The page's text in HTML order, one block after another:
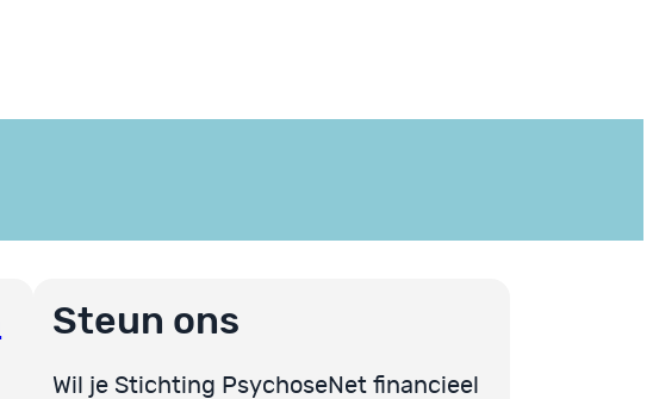
Steun ons
Wil je Stichting PsychoseNet financieel